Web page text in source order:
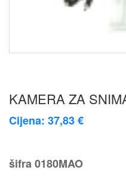
KAMERA ZA
Cijena: 37,83 €
šifra0180MAO